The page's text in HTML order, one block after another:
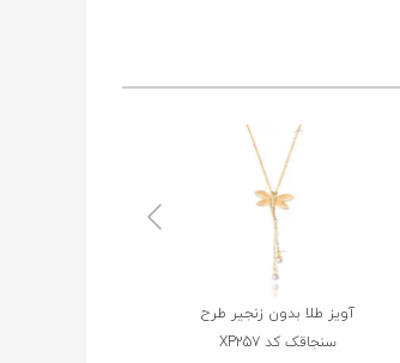
آویز طلا بدون زنجیر طرح
سنجاقک کد XP257